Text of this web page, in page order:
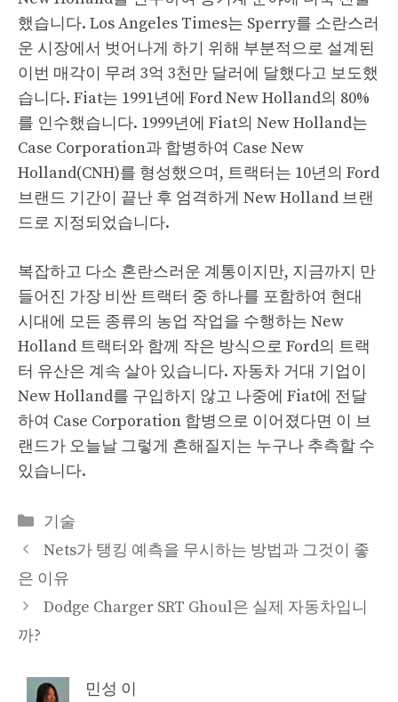
했습니다. Los Angeles Times는 Sperry를 소란스러
운 시장에서 벗어나게 하기 위해 부분적으로 설계된
이번 매각이 무려 3억 3천만 달러에 달했다고 보도했
습니다. Fiat는 1991년에 Ford New Holland의 80%
를 인수했습니다. 1999년에 Fiat의 New Holland는
Case Corporation과 합병하여 Case New
Holland(CNH)를 형성했으며, 트랙터는 10년의 Ford
브랜드 기간이 끝난 후 엄격하게 New Holland 브랜
드로 지정되었습니다.
복잡하고 다소 혼란스러운 계통이지만, 지금까지 만
들어진 가장 비싼 트랙터 중 하나를 포함하여 현대
시대에 모든 종류의 농업 작업을 수행하는 New
Holland 트랙터와 함께 작은 방식으로 Ford의 트랙
터 유산은 계속 살아 있습니다. 자동차 거대 기업이
New Holland를 구입하지 않고 나중에 Fiat에 전달
하여 Case Corporation 합병으로 이어졌다면 이 브
랜드가 오늘날 그렇게 흔해질지는 누구나 추측할 수
있습니다.
Categories
기술
Nets가 탱킹 예측을 무시하는 방법과 그것이 좋
은 이유
Dodge Charger SRT Ghoul은 실제 자동차입니
까?
민성 이